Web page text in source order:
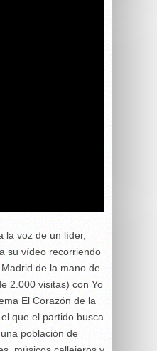
la voz de un líder,
su vídeo recorriendo
de la mano de
2.000 visitas) con Yo
El Corazón de la
que el partido busca
población de